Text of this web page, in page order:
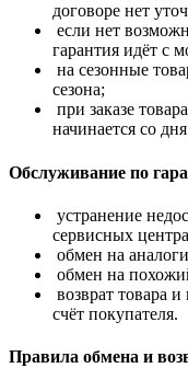
договоре нет
если нет
гарантия идёт с
на сезонные
сезона;
при заказе
начинается со
Обслуживание по
устранение
сервисных
обмен на
обмен на
возврат товара
счёт покупателя.
Правила обмена и